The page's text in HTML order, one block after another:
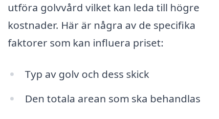
utföra golvvård vilket kan leda till högre
kostnader. Här är några av de specifika
faktorer som kan influera priset:
Typ av golv och dess skick
Den totala arean som ska behandlas